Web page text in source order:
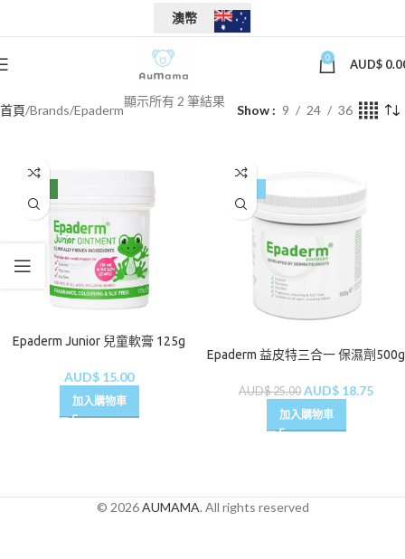
澳幣
0 AUD$
首頁 Brands Epaderm
顯示所有 2 筆結果
Show 9 24 36
Epaderm Junior 兒童軟膏 125g
AUD$ 15.00
加入購物車
Epaderm 益皮特三合一 保濕劑500g
AUD$25.00 AUD$ 18.75
加入購物車
© 2026AUMAMA. All rights reserved